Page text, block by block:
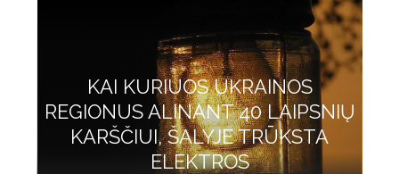
KAI KURIUOS UKRAINOS
REGIONUS ALINANT 40 LAIPSNIŲ
KARŠČIUI, ŠALYJE TRŪKSTA
ELEKTROS